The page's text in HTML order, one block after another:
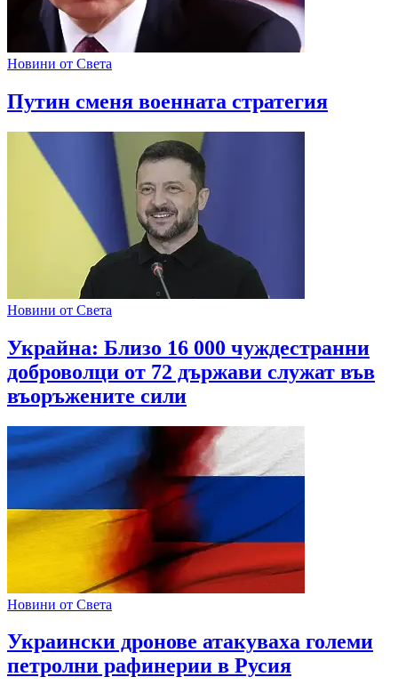
Новини от Света
Путин сменя военната стратегия
Новини от Света
Украйна: Близо 16 000 чуждестранни
доброволци от 72 държави служат във
въоръжените сили
Новини от Света
Украински дронове атакуваха големи
петролни рафинерии в Русия